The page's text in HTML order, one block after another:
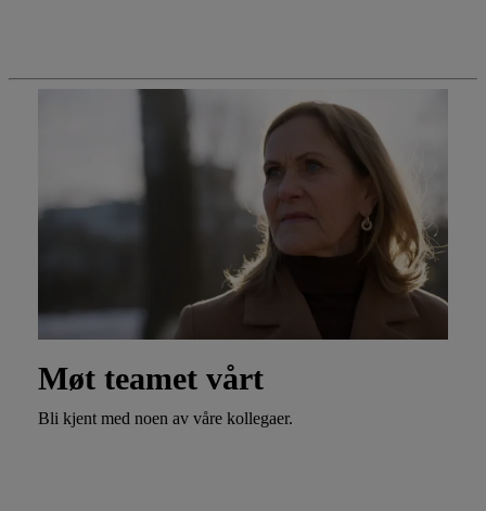
Møt teamet vårt
Bli kjent med noen av våre kollegaer.